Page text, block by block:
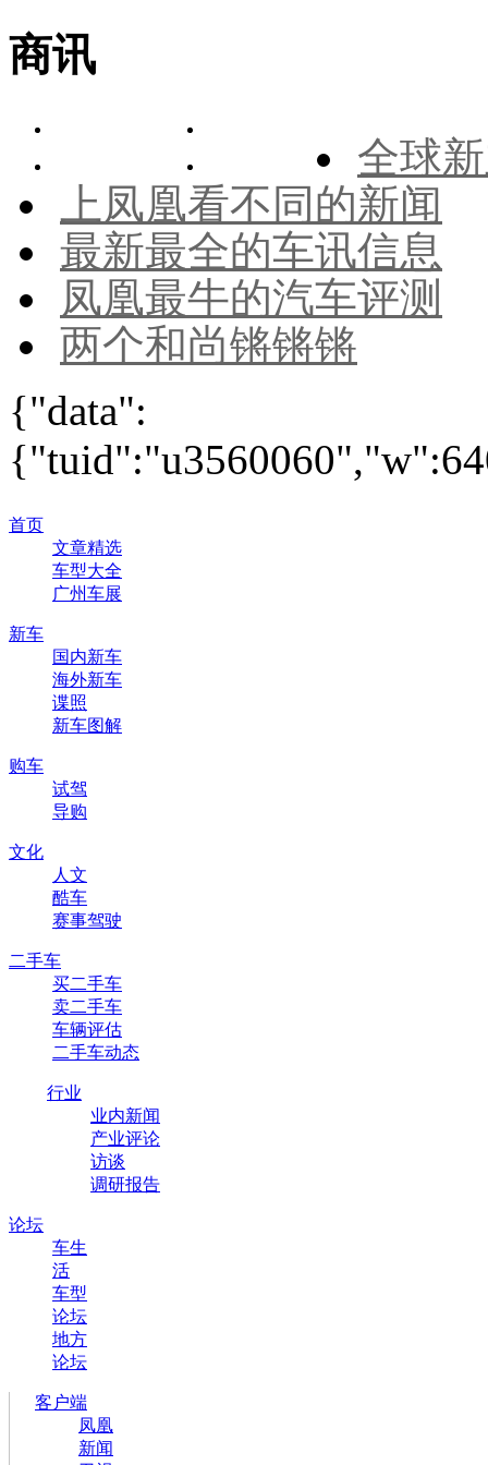
商讯
全球
上凤凰看不同的新闻
最新最全的车讯信息
凤凰最牛的汽车评测
两个和尚锵锵锵
{"data":
首页
文章精选
车型大全
广州车展
新车
国内新车
海外新车
谍照
新车图解
购车
试驾
导购
文化
人文
酷车
赛事驾驶
二手车
买二手车
卖二手车
车辆评估
二手车动态
行业
业内新闻
产业评论
访谈
调研报告
论坛
车生
活
车型
论坛
地方
论坛
客户端
凤凰
新闻